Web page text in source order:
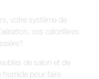
votre système de
vos calorifères.
de salon et de
humide pour faire